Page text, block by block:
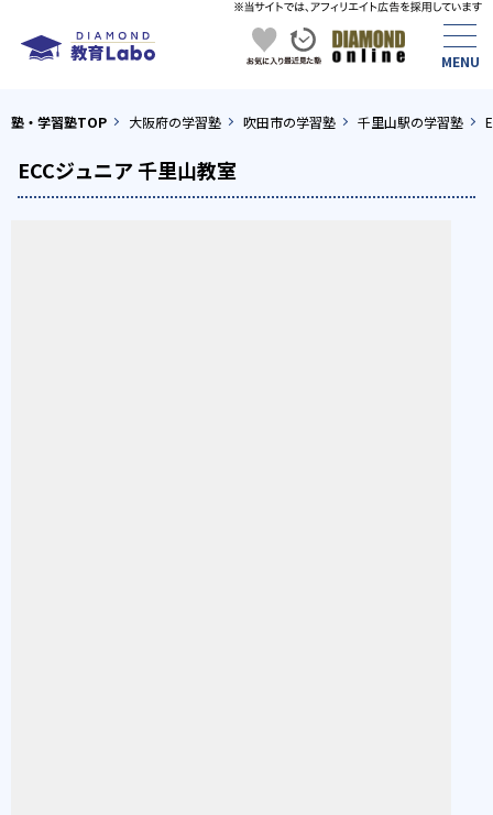
塾・学習塾TOP 大阪府の学習塾 吹田市の学習塾 千里山駅の学習塾
ECCジュニア 千里山教室